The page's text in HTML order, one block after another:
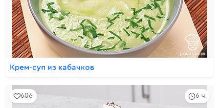
Крем-суп из кабачков
6 ч
606